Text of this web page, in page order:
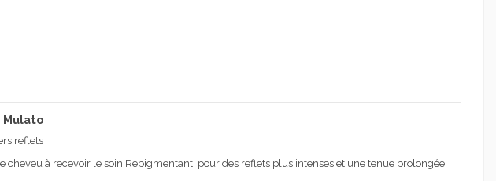
Mulato
reflets
à recevoir le soin Repigmentant, pour des reflets plus intenses et une tenue prolongée